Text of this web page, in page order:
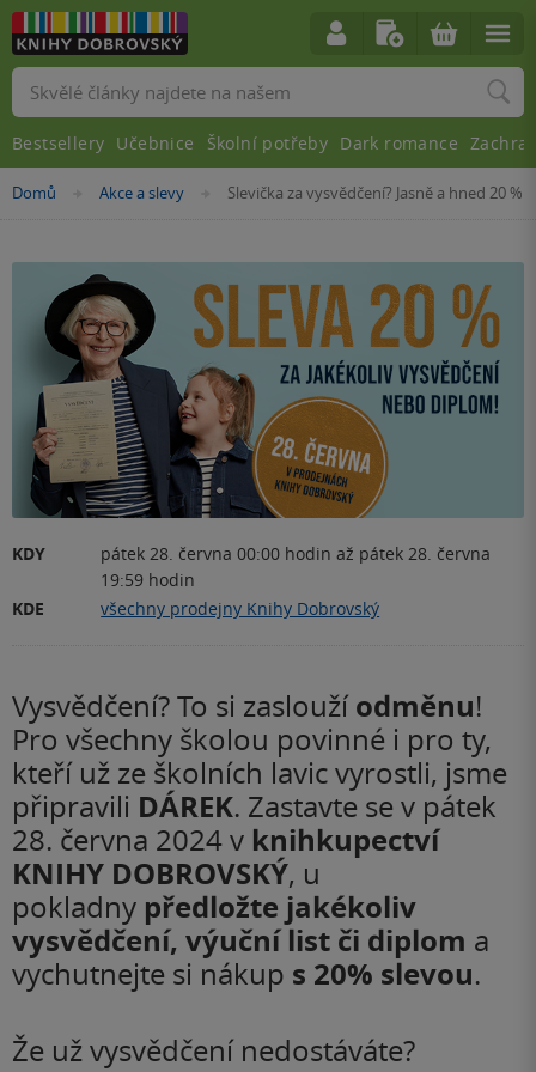
Nacházíte
Domů »Akce a slevy »
Slevička za vysvědčení? Jasně a hned 20 %
KDY pátek 28. června 00:00 hodin až pátek 28. června
19:59 hodin
KDE
všechny prodejny Knihy Dobrovský
Vysvědčení? To si zaslouží odměnu!
Pro všechny školou povinné i pro ty,
kteří už ze školních lavic vyrostli, jsme
připravili DÁREK. Zastavte se v pátek
28. června 2024 v knihkupectví
KNIHY DOBROVSKÝ, u
pokladny předložte jakékoliv
vysvědčení, výuční list či diplom a
vychutnejte si nákup s 20% slevou.
Že už vysvědčení nedostáváte?
Vyhledávání
Bestsellery Učebnice Školní potřeby Dark romance